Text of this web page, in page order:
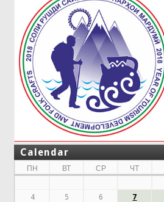
Calendar
ПН ВТ СР ЧТ
4
5 6 7